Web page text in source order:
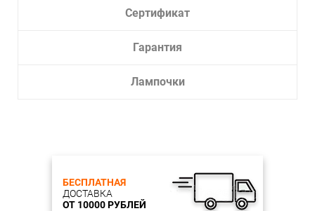
Сертификат
Гарантия
Лампочки
БЕСПЛАТНАЯ
ДОСТАВКА
ОТ 10000 РУБЛЕЙ